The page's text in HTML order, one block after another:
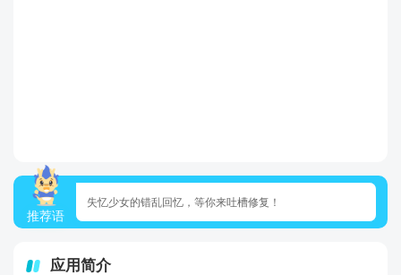
推荐语
失忆少女的错乱回忆，等你来吐槽修复！
应用简介